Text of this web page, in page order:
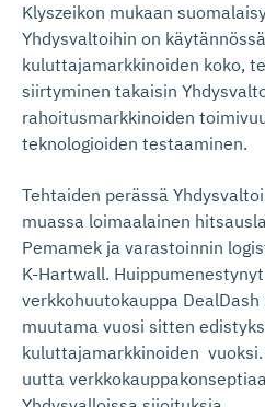
Klyszeikon mukaan
Yhdysvaltoihin on
kuluttajamarkkinoiden koko,
siirtyminen takaisin
rahoitusmarkkinoiden
teknologioiden testaaminen.
Tehtaiden perässä
muassa loimaalainen
Pemamek ja varastoinnin
K-Hartwall.
verkkohuutokauppa
muutama vuosi sitten
kuluttajamarkkinoiden
uutta